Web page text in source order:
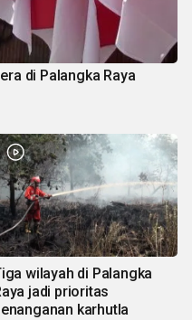
di Palangka Raya
wilayah di Palangka
jadi prioritas
karhutla